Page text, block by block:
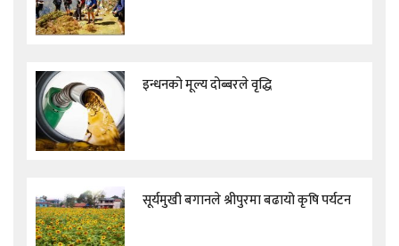
इन्धनको मूल्य दोब्बरले वृद्धि
सूर्यमुखी बगानले श्रीपुरमा बढायो कृषि पर्यटन